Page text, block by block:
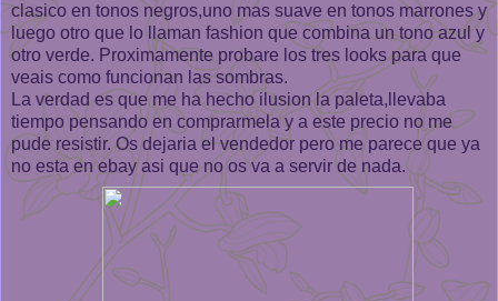
clasico en tonos negros,uno mas suave en tonos marrones y
luego otro que lo llaman fashion que combina un tono azul y
otro verde. Proximamente probare los tres looks para que
veais como funcionan las sombras.
La verdad es que me ha hecho ilusion la paleta,llevaba
tiempo pensando en comprarmela y a este precio no me
pude resistir. Os dejaria el vendedor pero me parece que ya
no esta en ebay asi que no os va a servir de nada.